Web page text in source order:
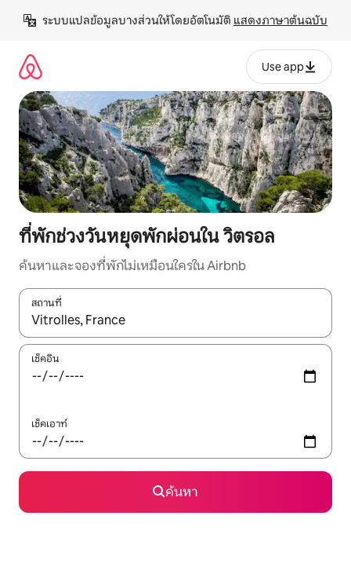
เนื้อหา
ระบบแปลข้อมูลบางส่วนให้โดยอัตโนมัติ แสดงภาษาต้นฉบับ
Use app
ที่พักช่วงวันหยุดพักผ่อนใน วิตรอล
ค้นหาและจองที่พักไม่เหมือนใครใน Airbnb
สถานที่
ใช้ลูกศรขึ้นลง หรือใช้การสัมผัสหรือปัด เพื่อสำรวจผลการค้นหา
เช็คอิน
เช็คเอาท์
ค้นหา